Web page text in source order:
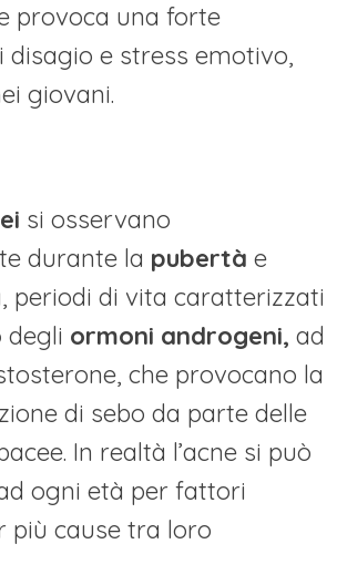
provoca una forte
disagio e stress emotivo,
giovani.
si osservano
durante la pubertà e
periodi di vita caratterizzati
degli ormoni androgeni, ad
che provocano la
di sebo da parte delle
In realtà l’acne si può
ogni età per fattori
più cause tra loro